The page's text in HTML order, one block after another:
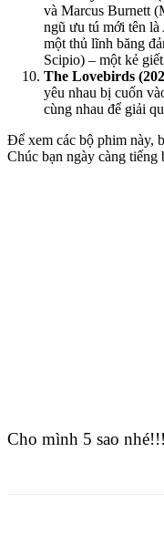
và Marcus Burnett
ngũ ưu tú mới tên
một thủ lĩnh băng
Scipio) – một kẻ
The Lovebirds
yêu nhau bị cuốn
cùng nhau để giải
Để xem các bộ phim này,
Chúc bạn ngày càng tiếng
Cho mình 5 sao nhé!!!